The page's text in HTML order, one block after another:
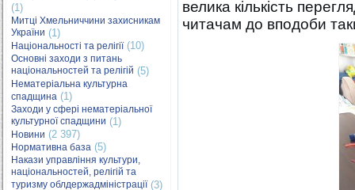
(1)
Митці Хмельниччини захисникам
України (1)
Національності та релігії(10)
Основні заходи з питань
національностей та релігій (5)
Нематеріальна культурна
спадщина (1)
Заходи у сфері нематеріальної
культурної спадщини (1)
Новини (2 397)
Нормативна база (5)
Накази управління культури,
національностей, релігій та
туризму облдержадміністрації(3)
велика кількість
читачам до вподоби